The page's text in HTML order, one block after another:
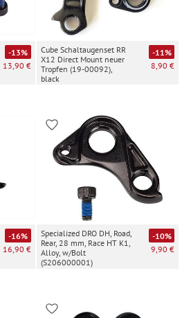
-13%
13,90 €
Cube Schaltaugenset RR
X12 Direct Mount neuer
Tropfen (19-00092),
black
-11%
8,90 €
-16%
16,90 €
Specialized DRO DH, Road,
Rear, 28 mm, Race HT K1,
Alloy, w/Bolt
(S206000001)
-10%
9,90 €